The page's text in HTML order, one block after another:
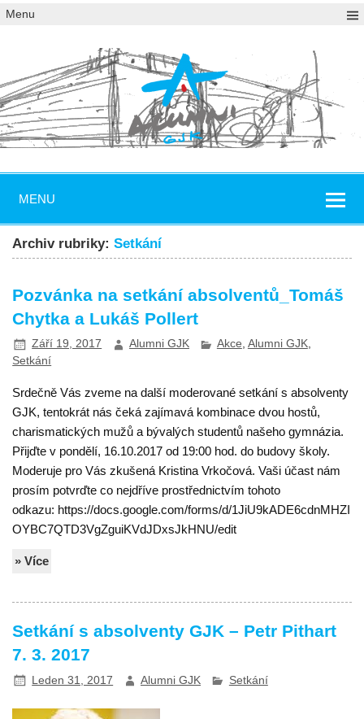
Menu
MENU
Archiv rubriky:Setkání
Pozvánka na setkání absolventů_Tomáš
Chytka a Lukáš Pollert
Září 19, 2017 Alumni GJK Akce, Alumni GJK,
Setkání
Srdečně Vás zveme na další moderované setkání s absolventy
GJK, tentokrát nás čeká zajímavá kombinace dvou hostů,
charismatických mužů a bývalých studentů našeho gymnázia.
Přijďte v pondělí, 16.10.2017 od 19:00 hod. do budovy školy.
Moderuje pro Vás zkušená Kristina Vrkočová. Vaši účast nám
prosím potvrďte co nejdříve prostřednictvím tohoto
odkazu: https://docs.google.com/forms/d/1JiU9kADE6cdnMHZI
OYBC7QTD3VgZguiKVdJDxsJkHNU/edit
» Více
Setkání s absolventy GJK – Petr Pithart
7. 3. 2017
Leden 31, 2017 Alumni GJK Setkání